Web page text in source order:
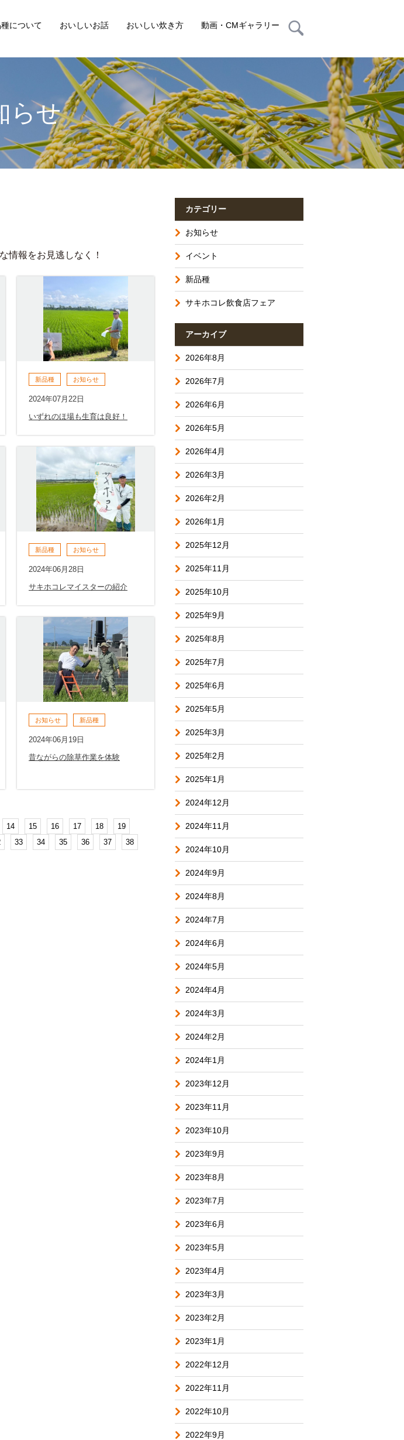
について おいしいお話 おいしい炊き方 動画・CMギャラリー
らせ
情報をお見逃しなく！
新品種 お知らせ
2024年07月22日
いずれのほ場も生育は良好！
新品種 お知らせ
2024年06月28日
サキホコレマイスターの紹介
お知らせ 新品種
2024年06月19日
昔ながらの除草作業を体験
14 15 16 17 18
19
33 34 35 36 37
38
カテゴリー
お知らせ
イベント
新品種
サキホコレ飲食店フェア
アーカイブ
2026年8月
2026年7月
2026年6月
2026年5月
2026年4月
2026年3月
2026年2月
2026年1月
2025年12月
2025年11月
2025年10月
2025年9月
2025年8月
2025年7月
2025年6月
2025年5月
2025年3月
2025年2月
2025年1月
2024年12月
2024年11月
2024年10月
2024年9月
2024年8月
2024年7月
2024年6月
2024年5月
2024年4月
2024年3月
2024年2月
2024年1月
2023年12月
2023年11月
2023年10月
2023年9月
2023年8月
2023年7月
2023年6月
2023年5月
2023年4月
2023年3月
2023年2月
2023年1月
2022年12月
2022年11月
2022年10月
2022年9月